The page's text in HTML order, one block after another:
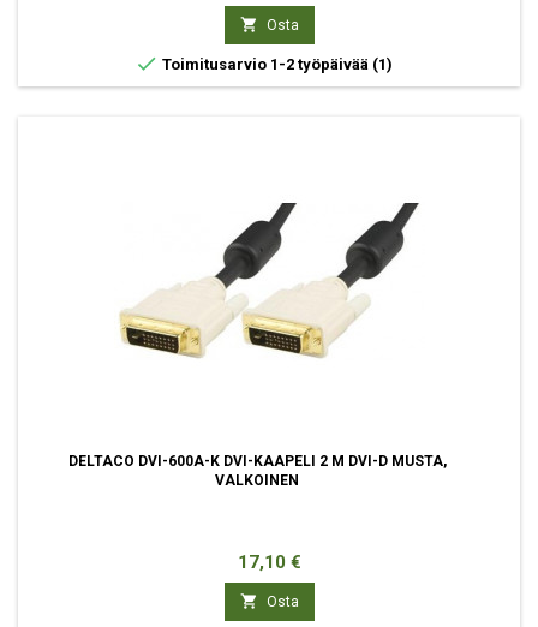
 Osta
 Toimitusarvio 1-2 työpäivää (1)
DELTACO DVI-600A-K DVI-KAAPELI 2 M DVI-D MUSTA,
VALKOINEN
Hinta
17,10 €
 Osta